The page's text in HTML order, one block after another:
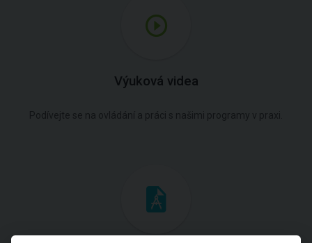
Výuková videa
Podívejte se na ovládání a práci s našimi programy v praxi.